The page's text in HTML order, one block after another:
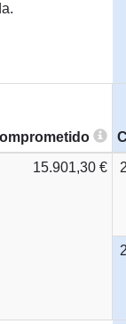
15.901,30 €